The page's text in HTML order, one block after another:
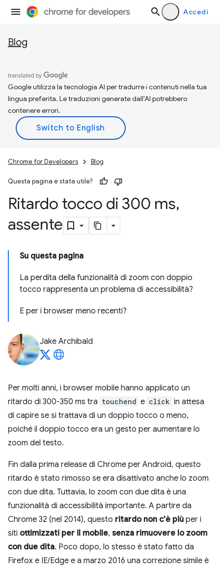
Accedi
Blog
Google utilizza la tecnologia AI per tradurre i contenuti nella tua
lingua preferita. Le traduzioni generate dall'AI potrebbero
contenere errori.
Chrome for Developers Blog
Questa pagina è stata utile?
Ritardo tocco di 300 ms,
assente
Su questa pagina
La perdita della funzionalità di zoom con doppio
tocco rappresenta un problema di accessibilità?
E per i browser meno recenti?
Jake Archibald
Per molti anni, i browser mobile hanno applicato un
ritardo di 300-350 ms tra touchend e click in attesa
di capire se si trattava di un doppio tocco o meno,
poiché il doppio tocco era un gesto per aumentare lo
zoom del testo.
Fin dalla prima release di Chrome per Android, questo
ritardo è stato rimosso se era disattivato anche lo zoom
con due dita. Tuttavia, lo zoom con due dita è una
funzionalità di accessibilità importante. A partire da
Chrome 32 (nel 2014), questo ritardo non c'è più per i
siti ottimizzati per il mobile, senza rimuovere lo zoom
con due dita. Poco dopo, lo stesso è stato fatto da
Firefox e IE/Edge e a marzo 2016 una correzione simile è